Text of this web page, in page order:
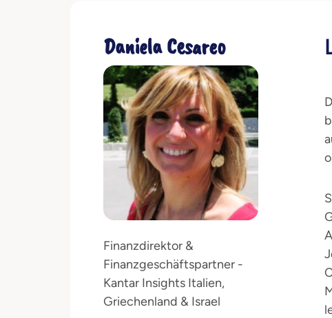
Daniela Cesareo
Finanzdirektor &
Finanzgeschäftspartner -
Kantar Insights Italien,
Griechenland & Israel